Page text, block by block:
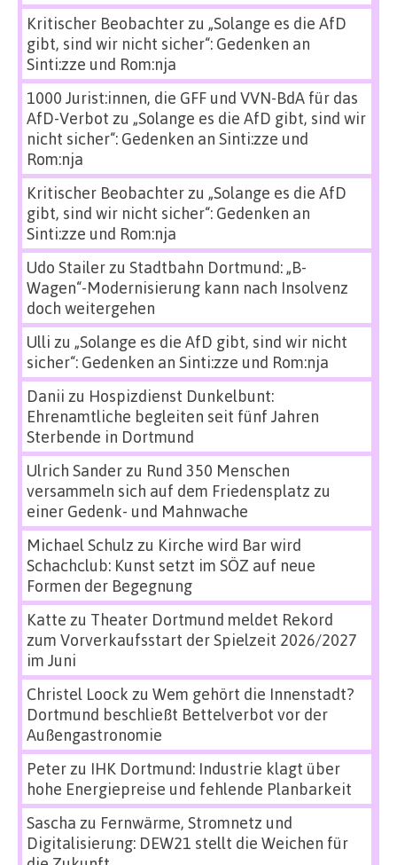
Kritischer Beobachterzu „Solange es die AfD
gibt, sind wir nicht sicher“: Gedenken an
Sinti:zze und Rom:nja
1000 Jurist:innen, die GFF und VVN-BdA für das
AfD-Verbot zu „Solange es die AfD gibt, sind wir
nicht sicher“: Gedenken an Sinti:zze und
Rom:nja
Kritischer Beobachterzu „Solange es die AfD
gibt, sind wir nicht sicher“: Gedenken an
Sinti:zze und Rom:nja
Udo Stailerzu Stadtbahn Dortmund: „B-
Wagen“-Modernisierung kann nach Insolvenz
doch weitergehen
Ulli zu „Solange es die AfD gibt, sind wir nicht
sicher“: Gedenken an Sinti:zze und Rom:nja
Danii zu Hospizdienst Dunkelbunt:
Ehrenamtliche begleiten seit fünf Jahren
Sterbende in Dortmund
Ulrich Sanderzu Rund 350 Menschen
versammeln sich auf dem Friedensplatz zu
einer Gedenk- und Mahnwache
Michael Schulz zu Kirche wird Bar wird
Schachclub: Kunst setzt im SÖZ auf neue
Formen der Begegnung
Katte zu Theater Dortmund meldet Rekord
zum Vorverkaufsstart der Spielzeit 2026/2027
im Juni
Christel Loock zu Wem gehört die Innenstadt?
Dortmund beschließt Bettelverbot vor der
Außengastronomie
Peterzu IHK Dortmund: Industrie klagt über
hohe Energiepreise und fehlende Planbarkeit
Sascha zu Fernwärme, Stromnetz und
Digitalisierung: DEW21 stellt die Weichen für